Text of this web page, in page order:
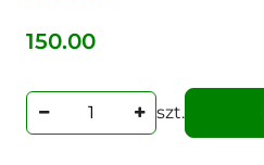
Cena:
150.00
szt.